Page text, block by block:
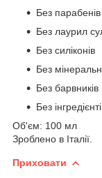
Без парабенів
Без лаурил
Без силіконів
Без
Без барвників
Без
Об'єм: 100 мл
Зроблено в Італії.
Приховати